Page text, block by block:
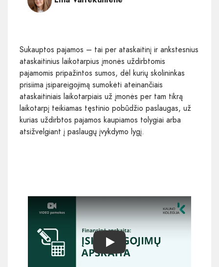
Sukauptos pajamos – tai per ataskaitinį ir ankstesnius
ataskaitinius laikotarpius įmonės uždirbtomis
pajamomis pripažintos sumos, dėl kurių skolininkas
prisiima įsipareigojimą sumokėti ateinančiais
ataskaitiniais laikotarpiais už įmonės per tam tikrą
laikotarpį teikiamas tęstinio pobūdžio paslaugas, už
kurias uždirbtos pajamos kaupiamos tolygiai arba
atsižvelgiant į paslaugų įvykdymo lygį.
Play